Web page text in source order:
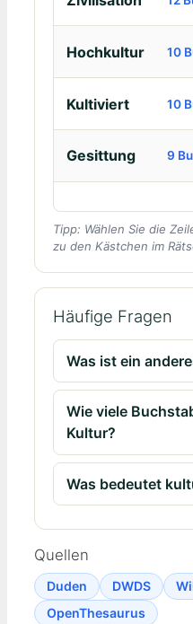
Hochkultur 10
Kultiviert 10
Gesittung 9
Tipp: Wählen Sie die
zu den Kästchen im
Häufige Fragen
Was ist ein
Wie viele
Kultur?
Was bedeutet
Quellen
Duden DWDS
OpenThesaurus